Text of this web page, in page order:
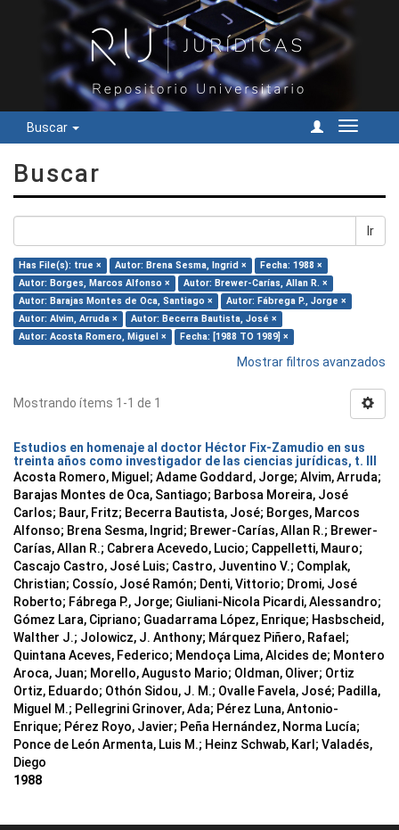
Buscar
Cambiar
Buscar
Ir
Has File(s): true × Autor: Brena Sesma, Ingrid ×
Fecha: 1988 ×
Autor: Borges, Marcos Alfonso ×
Autor: Brewer-Carías, Allan R. ×
Autor: Barajas Montes de Oca, Santiago ×
Autor: Fábrega P., Jorge ×
Autor: Alvim, Arruda ×
Autor: Becerra Bautista, José ×
Autor: Acosta Romero, Miguel ×
Fecha: [1988 TO 1989] ×
Mostrar filtros avanzados
Mostrando ítems 1-1 de 1
Estudios en homenaje al doctor Héctor Fix-Zamudio en sus
treinta años como investigador de las ciencias jurídicas, t. III
Acosta Romero, Miguel; Adame Goddard, Jorge; Alvim, Arruda;
Barajas Montes de Oca, Santiago; Barbosa Moreira, José
Carlos; Baur, Fritz; Becerra Bautista, José; Borges, Marcos
Alfonso; Brena Sesma, Ingrid; Brewer-Carías, Allan R.; Brewer-
Carías, Allan R.; Cabrera Acevedo, Lucio; Cappelletti, Mauro;
Cascajo Castro, José Luis; Castro, Juventino V.; Complak,
Christian; Cossío, José Ramón; Denti, Vittorio; Dromi, José
Roberto; Fábrega P., Jorge; Giuliani-Nicola Picardi, Alessandro;
Gómez Lara, Cipriano; Guadarrama López, Enrique; Hasbscheid,
Walther J.; Jolowicz, J. Anthony; Márquez Piñero, Rafael;
Quintana Aceves, Federico; Mendoça Lima, Alcides de; Montero
Aroca, Juan; Morello, Augusto Mario; Oldman, Oliver; Ortiz
Ortiz, Eduardo; Othón Sidou, J. M.; Ovalle Favela, José; Padilla,
Miguel M.; Pellegrini Grinover, Ada; Pérez Luna, Antonio-
Enrique; Pérez Royo, Javier; Peña Hernández, Norma Lucía;
Ponce de León Armenta, Luis M.; Heinz Schwab, Karl; Valadés,
Diego
1988